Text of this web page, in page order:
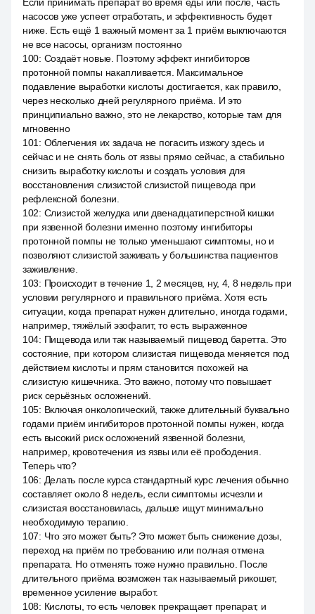
насосов уже успеет отработать, и эффективность будет
ниже. Есть ещё 1 важный момент за 1 приём выключаются
не все насосы, организм постоянно
100: Создаёт новые. Поэтому эффект ингибиторов
протонной помпы накапливается. Максимальное
подавление выработки кислоты достигается, как правило,
через несколько дней регулярного приёма. И это
принципиально важно, это не лекарство, которые там для
мгновенно
101 : Облегчения их задача не погасить изжогу здесь и
сейчас и не снять боль от язвы прямо сейчас, а стабильно
снизить выработку кислоты и создать условия для
восстановления слизистой слизистой пищевода при
рефлексной болезни.
102: Слизистой желудка или двенадцатиперстной кишки
при язвенной болезни именно поэтому ингибиторы
протонной помпы не только уменьшают симптомы, но и
позволяют слизистой заживать у большинства пациентов
заживление.
103: Происходит в течение 1, 2 месяцев, ну, 4, 8 недель при
условии регулярного и правильного приёма. Хотя есть
ситуации, когда препарат нужен длительно, иногда годами,
например, тяжёлый эзофагит, то есть выраженное
104: Пищевода или так называемый пищевод баретта. Это
состояние, при котором слизистая пищевода меняется под
действием кислоты и прям становится похожей на
слизистую кишечника. Это важно, потому что повышает
риск серьёзных осложнений.
105: Включая онкологический, также длительный буквально
годами приём ингибиторов протонной помпы нужен, когда
есть высокий риск осложнений язвенной болезни,
например, кровотечения из язвы или её прободения.
Теперь что?
106: Делать после курса стандартный курс лечения обычно
составляет около 8 недель, если симптомы исчезли и
слизистая восстановилась, дальше ищут минимально
необходимую терапию.
107: Что это может быть? Это может быть снижение дозы,
переход на приём по требованию или полная отмена
препарата. Но отменять тоже нужно правильно. После
длительного приёма возможен так называемый рикошет,
временное усиление выработ.
108: Кислоты, то есть человек прекращает препарат, и